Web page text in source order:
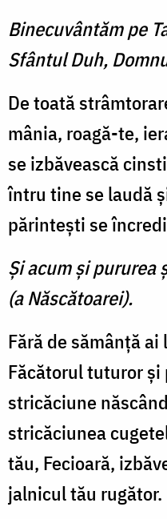
Binecuvântăm pe
Sfântul Duh,
De toată
mânia, roagă-te,
se izbăvească
întru tine se laudă
părinteşti se
Şi acum şi pururea
(a Născătoarei).
Fără de sămânţă
Făcătorul tuturor şi
stricăciune
stricăciunea
tău, Fecioară,
jalnicul tău rugător.